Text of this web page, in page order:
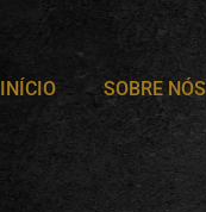
INÍCIO SOBRE NÓS